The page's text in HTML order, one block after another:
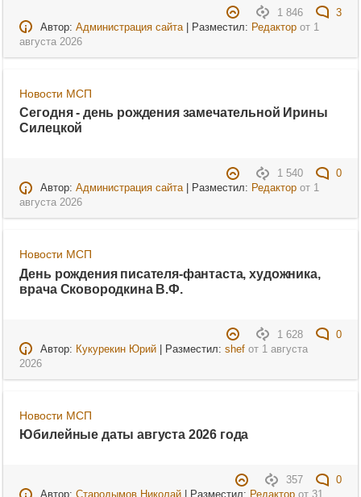
1 846
3
Автор: Администрация сайта| Разместил: Редакторот 1
августа 2026
Новости МСП
Сегодня - день рождения замечательной Ирины
Силецкой
1 540
0
Автор: Администрация сайта| Разместил: Редакторот 1
августа 2026
Новости МСП
День рождения писателя-фантаста, художника,
врача Сковородкина В.Ф.
1 628
0
Автор: Кукурекин Юрий| Разместил: shefот 1 августа
2026
Новости МСП
Юбилейные даты августа 2026 года
357
0